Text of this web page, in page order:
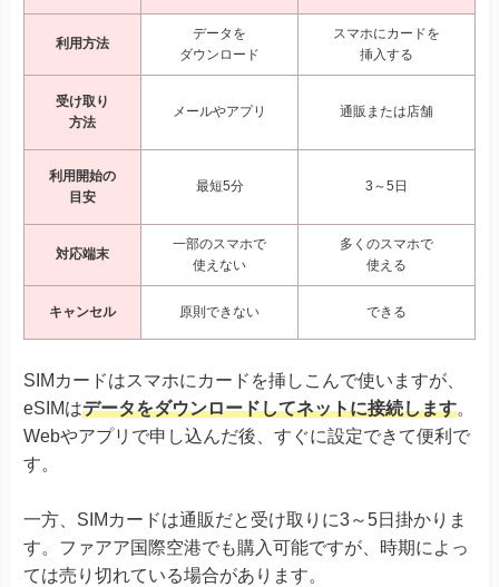
利用方法
データを
ダウンロード
スマホにカードを
挿入する
受け取り
方法
メールやアプリ 通販または店舗
利用開始の
目安
最短5分 3～5日
対応端末
一部のスマホで
使えない
多くのスマホで
使える
キャンセル 原則できない できる
SIMカードはスマホにカードを挿しこんで使いますが、
eSIMはデータをダウンロードしてネットに接続します。
Webやアプリで申し込んだ後、すぐに設定できて便利で
す。
一方、SIMカードは通販だと受け取りに3～5日掛かりま
す。ファアア国際空港でも購入可能ですが、時期によっ
ては売り切れている場合があります。